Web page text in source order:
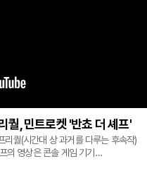
퀄, 민트로켓 '반쵸 더 셰프'
퀄(시간대 상 과거를 다루는 후속작)
의 영상은 콘솔 게임 기기